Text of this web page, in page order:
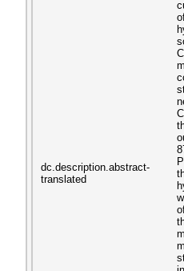
dc.description.abstract-
translated